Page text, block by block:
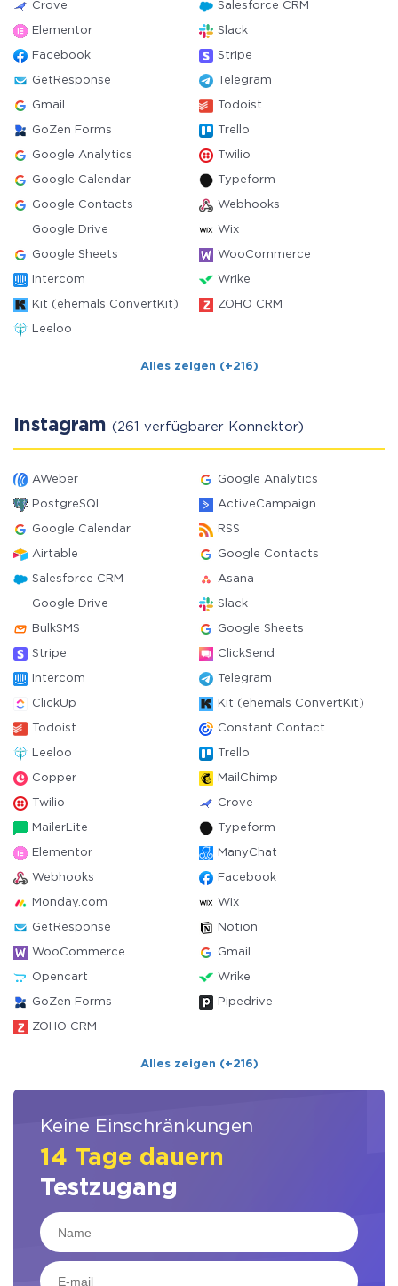
Crove Salesforce CRM
Elementor Slack
Facebook Stripe
GetResponse Telegram
Gmail Todoist
GoZen Forms Trello
Google Analytics Twilio
Google Calendar Typeform
Google Contacts Webhooks
Google Drive Wix
Google Sheets WooCommerce
Intercom Wrike
Kit (ehemals ConvertKit) ZOHO CRM
Leeloo
Alles zeigen (+216)
Instagram (261 verfügbarer Konnektor)
AWeber Google Analytics
PostgreSQL ActiveCampaign
Google Calendar RSS
Airtable Google Contacts
Salesforce CRM Asana
Google Drive Slack
BulkSMS Google Sheets
Stripe ClickSend
Intercom Telegram
ClickUp Kit (ehemals ConvertKit)
Todoist Constant Contact
Leeloo Trello
Copper MailChimp
Twilio Crove
MailerLite Typeform
Elementor ManyChat
Webhooks Facebook
Monday.com Wix
GetResponse Notion
WooCommerce Gmail
Opencart Wrike
GoZen Forms Pipedrive
ZOHO CRM
Alles zeigen (+216)
Keine Einschränkungen
14 Tage dauern
Testzugang